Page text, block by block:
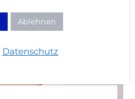
Ablehnen
Datenschutz